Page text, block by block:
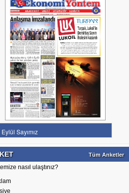
Tüm Anketler
nasıl ulaştınız?